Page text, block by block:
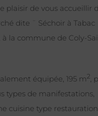
plaisir de vous accueillir
dite ¨ Séchoir à Tabac
la commune de Coly-
équipée, 195 m2,
types de manifestations,
cuisine type restauration